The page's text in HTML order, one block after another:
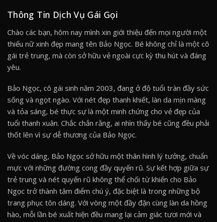
Thông Tin Dịch Vụ Gái Gọi
Chào các bạn, hôm nay mình xin giới thiệu đến mọi người một
thiếu nữ xinh đẹp mang tên Bảo Ngọc. Bé không chỉ là một cô
gái trẻ trung, mà còn sở hữu vẻ ngoài cực kỳ thu hút và đáng
yêu.
Bảo Ngọc, cô gái sinh năm 2003, đang ở độ tuổi tràn đầy sức
sống và ngọt ngào. Với nét đẹp thanh khiết, làn da mịn màng
và tỏa sáng, bé thực sự là một minh chứng cho vẻ đẹp của
tuổi thanh xuân. Chắc chắn rằng, ai nhìn thấy bé cũng đều phải
thốt lên vì sự dễ thương của Bảo Ngọc.
Về vóc dáng, Bảo Ngọc sở hữu một thân hình lý tưởng, chuẩn
mực với những đường cong đầy quyến rũ. Sự kết hợp giữa sự
trẻ trung và nét quyến rũ không thể chối từ khiến cho Bảo
Ngọc trở thành tâm điểm chú ý, đặc biệt là trong những bộ
trang phục tôn dáng. Với vòng một đầy đặn cùng làn da hồng
hào, mỗi lần bé xuất hiện đều mang lại cảm giác tươi mới và